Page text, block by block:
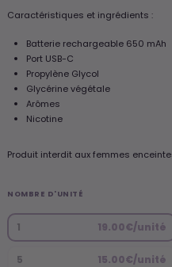
Caractéristiques et ingrédients :
Batterie rechargeable 650 mAh
Port USB-C
Propylène Glycol
Glycérine végétale
Arômes
Nicotine
Produit interdit aux femmes
NOMBRE D'UNITÉ
1 19.00€/unité
5 15.00€/unité